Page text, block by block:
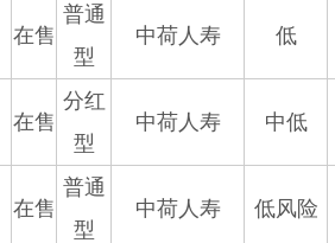
在售
普通
型
中荷人寿 低
在售
分红
型
中荷人寿 中低
在售
普通
型
中荷人寿 低风险